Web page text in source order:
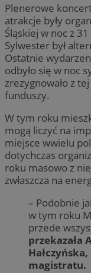
Plenerowe
atrakcje były
Śląskiej w noc z
Sylwester był
Ostatnie
odbyło się w noc
zrezygnowało z
funduszy.
W tym roku
mogą liczyć na
miejsce wwielu
dotychczas
roku masowo z
zwłaszcza na
– Podobnie
w tym roku
przede
przekazała
magistratu.